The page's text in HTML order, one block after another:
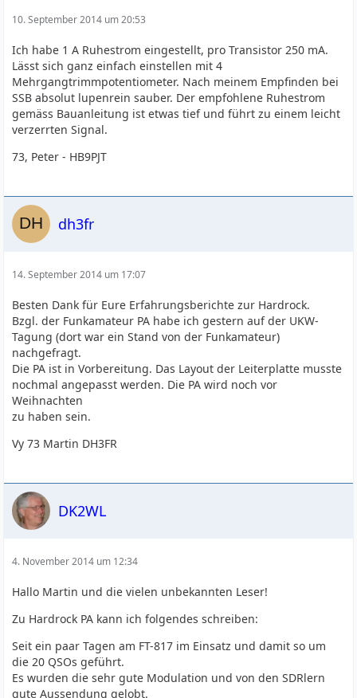
10. September 2014 um 20:53
Ich habe 1 A Ruhestrom eingestellt, pro Transistor 250 mA.
Lässt sich ganz einfach einstellen mit 4
Mehrgangtrimmpotentiometer. Nach meinem Empfinden bei
SSB absolut lupenrein sauber. Der empfohlene Ruhestrom
gemäss Bauanleitung ist etwas tief und führt zu einem leicht
verzerrten Signal.
73, Peter - HB9PJT
dh3fr
14. September 2014 um 17:07
Besten Dank für Eure Erfahrungsberichte zur Hardrock.
Bzgl. der Funkamateur PA habe ich gestern auf der UKW-
Tagung (dort war ein Stand von der Funkamateur)
nachgefragt.
Die PA ist in Vorbereitung. Das Layout der Leiterplatte musste
nochmal angepasst werden. Die PA wird noch vor
Weihnachten
zu haben sein.
Vy 73 Martin DH3FR
DK2WL
4. November 2014 um 12:34
Hallo Martin und die vielen unbekannten Leser!
Zu Hardrock PA kann ich folgendes schreiben:
Seit ein paar Tagen am FT-817 im Einsatz und damit so um
die 20 QSOs geführt.
Es wurden die sehr gute Modulation und von den SDRlern
gute Aussendung gelobt.